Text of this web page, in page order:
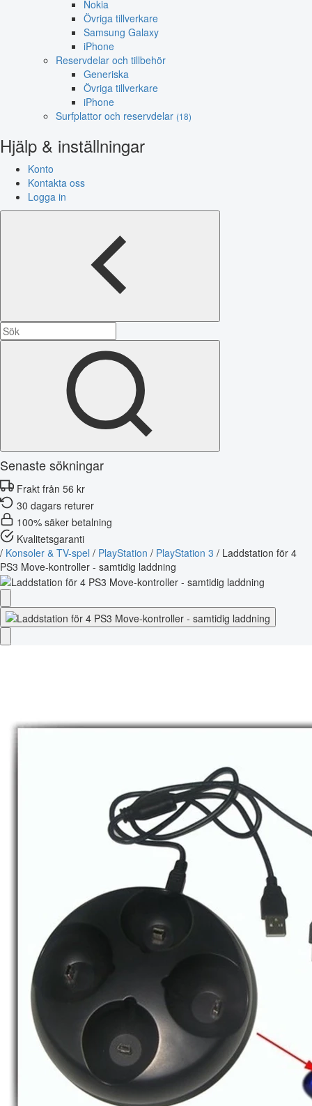
Nokia
Övriga tillverkare
Samsung Galaxy
iPhone
Reservdelar och tillbehör
Generiska
Övriga tillverkare
iPhone
Surfplattor och reservdelar (18)
Hjälp & inställningar
Konto
Kontakta oss
Logga in
Senaste sökningar
Frakt från 56 kr
30 dagars returer
100% säker betalning
Kvalitetsgaranti
/ Konsoler & TV-spel / PlayStation / PlayStation 3 / Laddstation för 4
PS3 Move-kontroller - samtidig laddning